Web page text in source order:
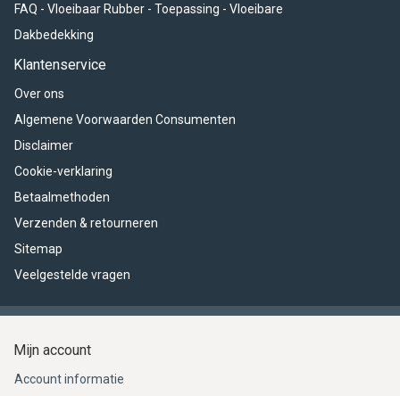
FAQ - Vloeibaar Rubber - Toepassing - Vloeibare
Dakbedekking
Klantenservice
Over ons
Algemene Voorwaarden Consumenten
Disclaimer
Cookie-verklaring
Betaalmethoden
Verzenden & retourneren
Sitemap
Veelgestelde vragen
Mijn account
Account informatie